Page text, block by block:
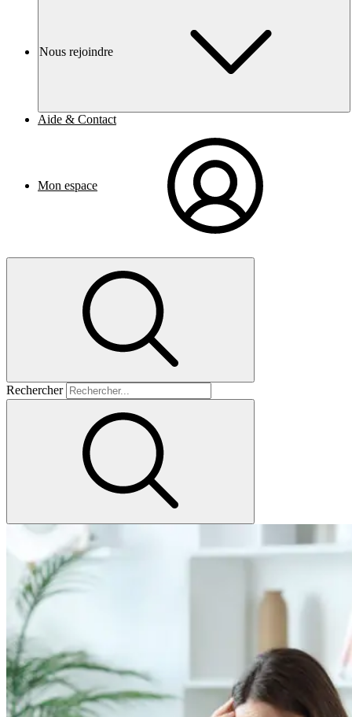
Nous rejoindre
Aide & Contact
Mon espace
Rechercher